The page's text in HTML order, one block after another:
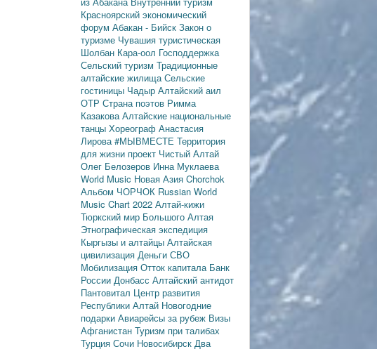
Красноярский экономический
форум Абакан - Бийск Закон о
туризме Чувашия туристическая
Шолбан Кара-оол Господдержка
Сельский туризм Традиционные
алтайские жилищаСельские
гостиницы Чадыр Алтайский аил
ОТР Страна поэтов Римма
КазаковаАлтайские национальные
танцы Хореограф Анастасия
Лирова#МЫВМЕСТЕ Территория
для жизни проект Чистый Алтай
Олег Белозеров Инна Муклаева
World Music Новая Азия Chorchok
Альбом ЧОРЧОК Russian World
Music Chart 2022 Алтай-кижи
Тюркский мир Большого Алтая
Этнографическая экспедиция
Кыргызы и алтайцы Алтайская
цивилизация Деньги СВО
Мобилизация Отток капитала Банк
России Донбасс Алтайский антидот
Пантовитал Центр развития
Республики Алтай Новогодние
подарки Авиарейсы за рубеж Визы
Афганистан Туризм при талибах
Турция Сочи Новосибирск Два